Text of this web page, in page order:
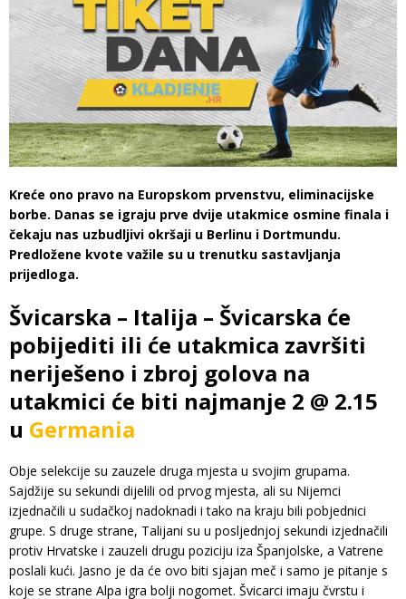
Kreće ono pravo na Europskom prvenstvu, eliminacijske
borbe. Danas se igraju prve dvije utakmice osmine finala i
čekaju nas uzbudljivi okršaji u Berlinu i Dortmundu.
Predložene kvote važile su u trenutku sastavljanja
prijedloga.
Švicarska – Italija – Švicarska će
pobijediti ili će utakmica završiti
neriješeno i zbroj golova na
utakmici će biti najmanje 2 @ 2.15
u Germania
Obje selekcije su zauzele druga mjesta u svojim grupama.
Sajdžije su sekundi dijelili od prvog mjesta, ali su Nijemci
izjednačili u sudačkoj nadoknadi i tako na kraju bili pobjednici
grupe. S druge strane, Talijani su u posljednjoj sekundi izjednačili
protiv Hrvatske i zauzeli drugu poziciju iza Španjolske, a Vatrene
poslali kući. Jasno je da će ovo biti sjajan meč i samo je pitanje s
koje se strane Alpa igra bolji nogomet. Švicarci imaju čvrstu i